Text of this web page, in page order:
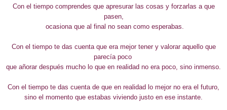
Con el tiempo comprendes que apresurar las cosas y forzarlas a que
pasen,
ocasiona que al final no sean como esperabas.
Con el tiempo te das cuenta que era mejor tener y valorar aquello que
parecía poco
que añorar después mucho lo que en realidad no era poco, sino inmenso.
Con el tiempo te das cuenta de que en realidad lo mejor no era el futuro,
sino el momento que estabas viviendo justo en ese instante.